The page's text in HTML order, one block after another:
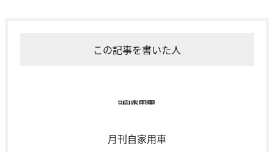
この記事を書いた人
月刊自家用車